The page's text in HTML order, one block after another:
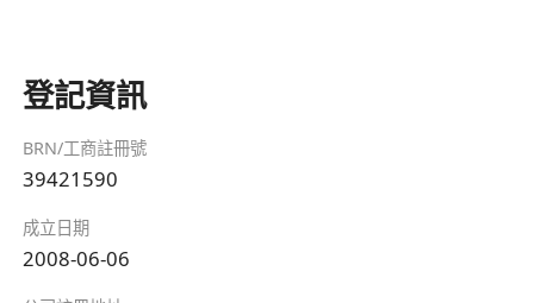
登記資訊
BRN/工商註冊號
39421590
成立日期
2008-06-06